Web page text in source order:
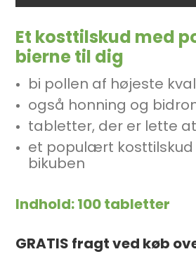
Et kosttilskud med
bierne til dig
bi pollen af højeste
også honning og
tabletter, der er lette
et populært kosttilskud
bikuben
Indhold: 100 tabletter
GRATIS fragt ved køb